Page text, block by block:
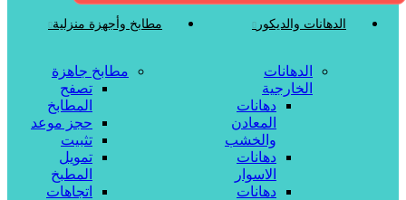
الدهانات والديكور
الدهانات
الخارجية
دهانات
المعادن
والخشب
دهانات
الاسوار
دهانات
مطابخ وأجهزة منزلية
مطابخ جاهزة
تصفح
المطابخ
حجز موعد
تثبيت
تمويل
المطبخ
اتجاهات